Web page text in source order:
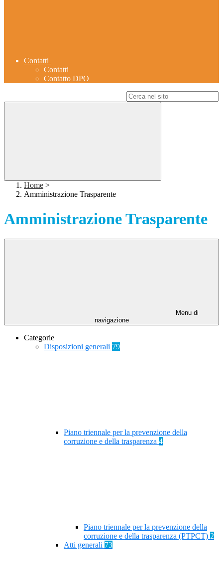
Contatti
Contatti
Contatto DPO
Home >
Amministrazione Trasparente
Amministrazione Trasparente
Menu di
navigazione
Categorie
Disposizioni generali 79
Piano triennale per la prevenzione della
corruzione e della trasparenza 4
Piano triennale per la prevenzione della
corruzione e della trasparenza (PTPCT) 2
Atti generali 73